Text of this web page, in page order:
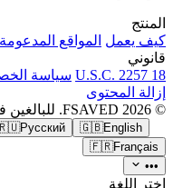
المنتج
كيف يعمل المواقع المدعومة
قانوني
18 U.S.C. 2257
سياسة
إزالة المحتوى
© 2026 FSAVED. للبالغين فقط.
🇬🇧English
Русский
🇫🇷Français
•••
اختر اللغة